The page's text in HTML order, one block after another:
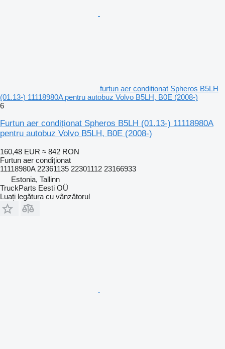
furtun aer condiționat Spheros B5LH
(01.13-) 11118980A pentru autobuz Volvo B5LH, B0E (2008-)
6
Furtun aer condiționat Spheros B5LH (01.13-) 11118980A
pentru autobuz Volvo B5LH, B0E (2008-)
160,48 EUR ≈ 842 RON
Furtun aer condiționat
11118980A 22361135 22301112 23166933
Estonia, Tallinn
TruckParts Eesti OÜ
Luați legătura cu vânzătorul